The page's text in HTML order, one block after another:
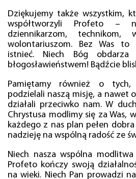
Dziękujemy także wszystkim,
współtworzyli Profeto –
dziennikarzom, technikom,
wolontariuszom. Bez Was to
istnieć. Niech Bóg obdarza
błogosławieństwem! Bądźcie
Pamiętamy również o
podzielali naszą misję, a nawet
działali przeciwko nam. W
Chrystusa modlimy się za Was,
każdego z nas plan pełen
nadzieję na wspólną radość ze
Niech nasza wspólna
Profeto kończy swoją
na wieki. Niech Pan prowadzi